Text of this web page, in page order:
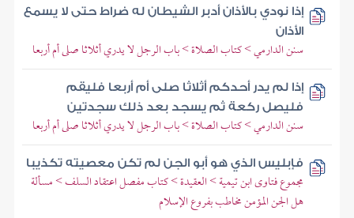
إذا نودي بالأذان أدبر الشيطان له ضراط حتى لا يسمع
الأذان
سنن الدارمي > كتاب الصلاة > باب الرجل لا يدري أثلاثا صلى أم أربعا
إذا لم يدر أحدكم أثلاثا صلى أم أربعا فليقم
فليصل ركعة ثم يسجد بعد ذلك سجدتين
سنن الدارمي > كتاب الصلاة > باب الرجل لا يدري أثلاثا صلى أم أربعا
فإبليس الذي هو أبو الجن لم تكن معصيته تكذيبا
مجموع فتاوى ابن تيمية > العقيدة > كتاب مفصل اعتقاد السلف > مسألة
هل الجن المؤمن مخاطب بفروع الإسلام